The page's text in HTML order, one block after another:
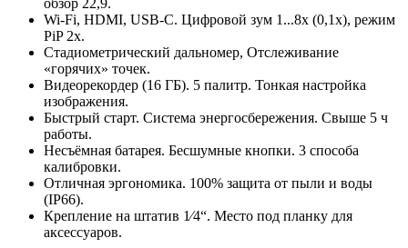
Wi-Fi, HDMI, USB-C. Цифровой зум 1...8x (0,1x), режим
PiP 2x.
Стадиометрический дальномер, Отслеживание
«горячих» точек.
Видеорекордер (16 ГБ). 5 палитр. Тонкая настройка
изображения.
Быстрый старт. Система энергосбережения. Свыше 5 ч
работы.
Несъёмная батарея. Бесшумные кнопки. 3 способа
калибровки.
Отличная эргономика. 100% защита от пыли и воды
(IP66).
Крепление на штатив 1⁄4“. Место под планку для
аксессуаров.